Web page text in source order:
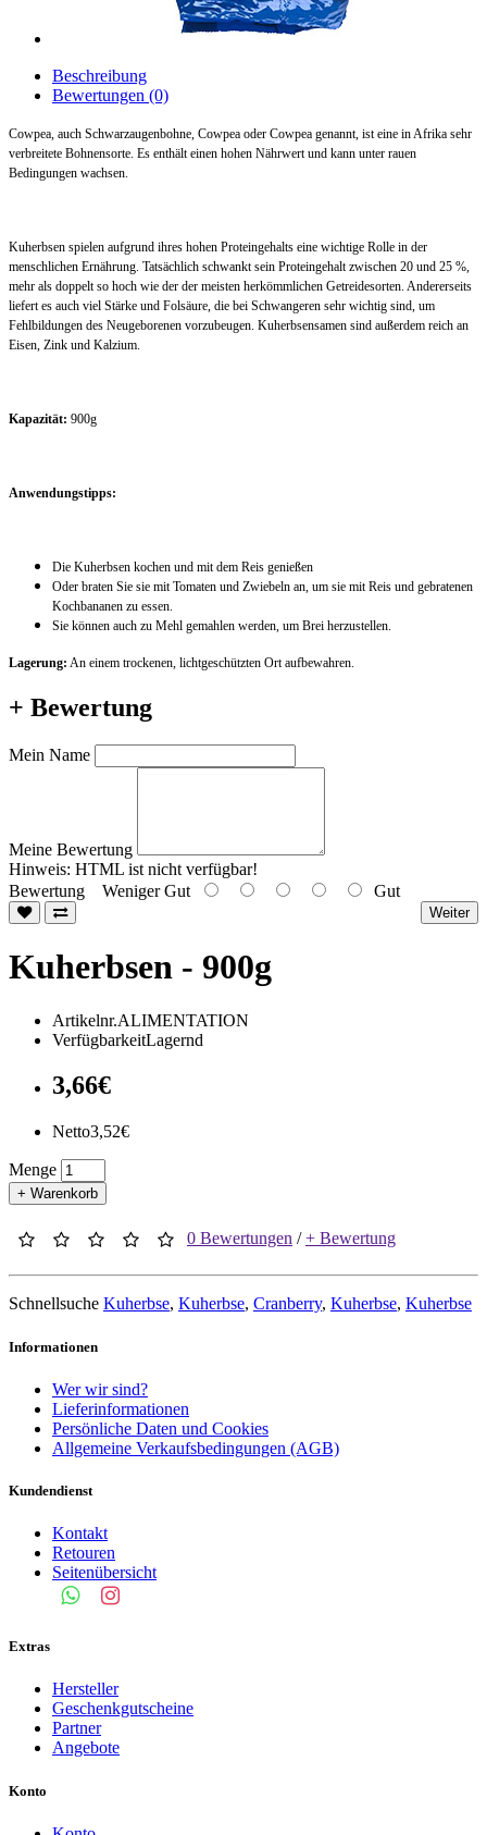
Beschreibung
Bewertungen (0)
Cowpea, auch Schwarzaugenbohne, Cowpea oder Cowpea genannt, ist eine in Afrika sehr
verbreitete Bohnensorte. Es enthält einen hohen Nährwert und kann unter rauen
Bedingungen wachsen.
Kuherbsen spielen aufgrund ihres hohen Proteingehalts eine wichtige Rolle in der
menschlichen Ernährung. Tatsächlich schwankt sein Proteingehalt zwischen 20 und 25 %,
mehr als doppelt so hoch wie der der meisten herkömmlichen Getreidesorten. Andererseits
liefert es auch viel Stärke und Folsäure, die bei Schwangeren sehr wichtig sind, um
Fehlbildungen des Neugeborenen vorzubeugen. Kuherbsensamen sind außerdem reich an
Eisen, Zink und Kalzium.
Kapazität: 900g
Anwendungstipps:
Die Kuherbsen kochen und mit dem Reis genießen
Oder braten Sie sie mit Tomaten und Zwiebeln an, um sie mit Reis und gebratenen
Kochbananen zu essen.
Sie können auch zu Mehl gemahlen werden, um Brei herzustellen.
Lagerung: An einem trockenen, lichtgeschützten Ort aufbewahren.
+ Bewertung
Mein Name
Meine Bewertung
Hinweis: HTML ist nicht verfügbar!
Bewertung Weniger Gut Gut
Weiter
Kuherbsen - 900g
Artikelnr.ALIMENTATION
VerfügbarkeitLagernd
3,66€
Netto3,52€
Menge
+ Warenkorb
0 Bewertungen /+ Bewertung
Schnellsuche Kuherbse, Kuherbse, Cranberry, Kuherbse, Kuherbse
Informationen
Wer wir sind?
Lieferinformationen
Persönliche Daten und Cookies
Allgemeine Verkaufsbedingungen (AGB)
Kundendienst
Kontakt
Retouren
Seitenübersicht
Extras
Hersteller
Geschenkgutscheine
Partner
Angebote
Konto